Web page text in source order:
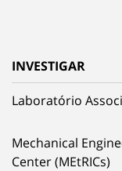
INVESTIGAR
Laboratório
Mechanical
Center (MEtRICs)